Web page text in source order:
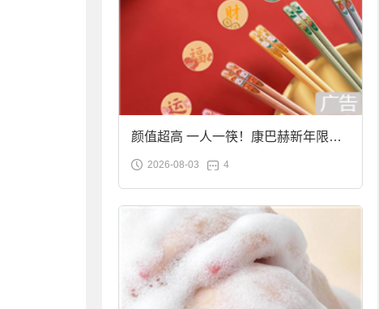
颜值超高 一人一筷！康巴赫新年限定
合金筷子大促：19.9元
2026-08-03 4